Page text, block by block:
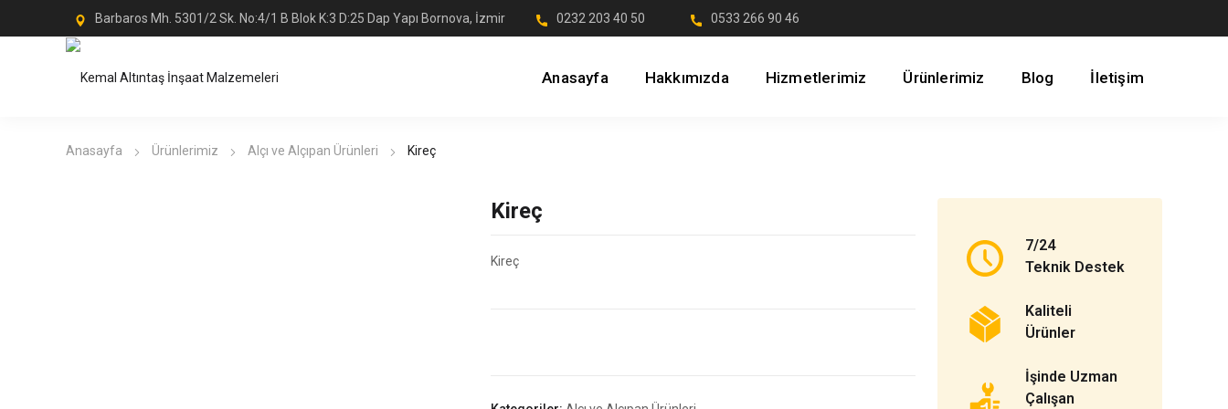
Barbaros Mh. 5301/2 Sk. No:4/1 B Blok K:3 D:25 Dap Yapı Bornova, İzmir 0232 203 40 50 0533 266 90 46
Anasayfa Hakkımızda Hizmetlerimiz Ürünlerimiz Blog İletişim
Anasayfa Ürünlerimiz Alçı ve Alçıpan Ürünleri Kireç
Kireç
Kireç
7/24
Teknik Destek
Kaliteli
Ürünler
İşinde Uzman
Çalışan